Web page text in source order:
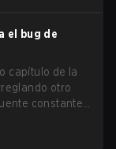
el bug de
capítulo de la
otro
constante